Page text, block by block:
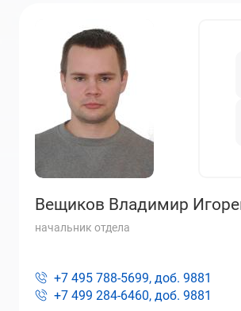
Вещиков Владимир
начальник отдела
+7 495 788-5699, доб. 9881
+7 499 284-6460, доб. 9881